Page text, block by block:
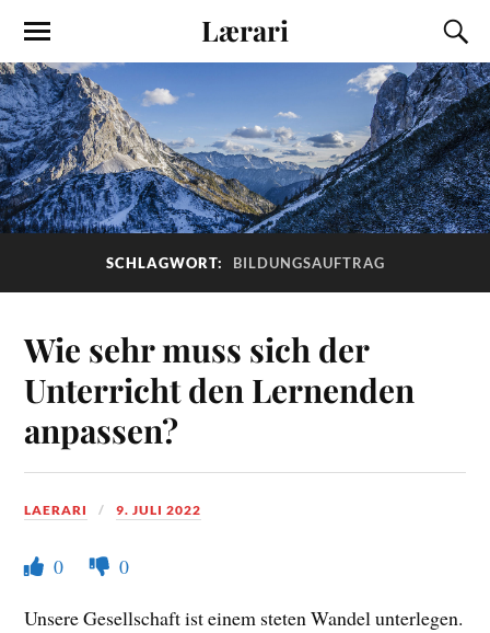
Lærari
SCHLAGWORT: BILDUNGSAUFTRAG
Wie sehr muss sich der
Unterricht den Lernenden
anpassen?
LAERARI 9. JULI 2022
0
0
Unsere Gesellschaft ist einem steten Wandel unterlegen.